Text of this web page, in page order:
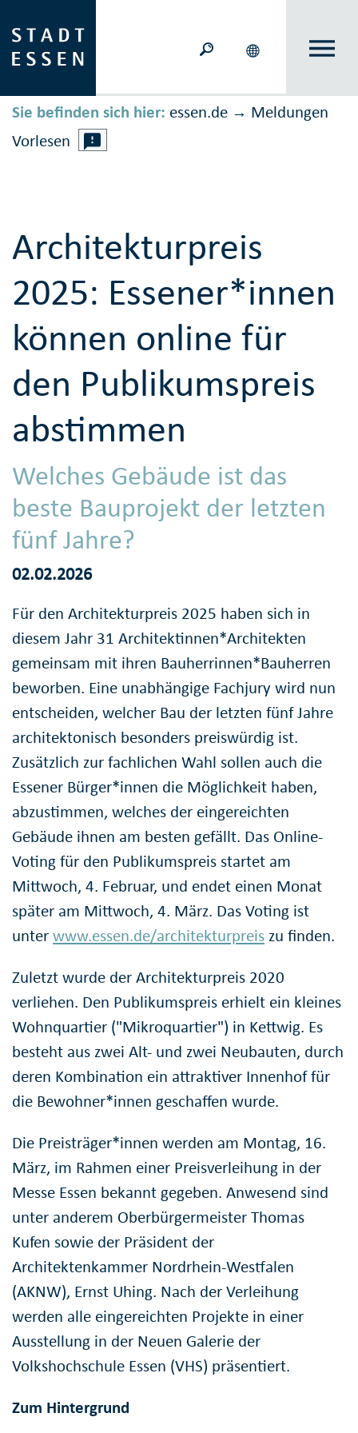
Sie befinden sich hier: essen.de → Meldungen
Vorlesen
Architekturpreis
2025: Essener*innen
können online für
den Publikumspreis
abstimmen
Welches Gebäude ist das
beste Bauprojekt der letzten
fünf Jahre?
02.02.2026
Für den Architekturpreis 2025 haben sich in
diesem Jahr 31 Architektinnen*Architekten
gemeinsam mit ihren Bauherrinnen*Bauherren
beworben. Eine unabhängige Fachjury wird nun
entscheiden, welcher Bau der letzten fünf Jahre
architektonisch besonders preiswürdig ist.
Zusätzlich zur fachlichen Wahl sollen auch die
Essener Bürger*innen die Möglichkeit haben,
abzustimmen, welches der eingereichten
Gebäude ihnen am besten gefällt. Das Online-
Voting für den Publikumspreis startet am
Mittwoch, 4. Februar, und endet einen Monat
später am Mittwoch, 4. März. Das Voting ist
unterwww.essen.de/architekturpreis zu finden.
Zuletzt wurde der Architekturpreis 2020
verliehen. Den Publikumspreis erhielt ein kleines
Wohnquartier ("Mikroquartier") in Kettwig. Es
besteht aus zwei Alt- und zwei Neubauten, durch
deren Kombination ein attraktiver Innenhof für
die Bewohner*innen geschaffen wurde.
Die Preisträger*innen werden am Montag, 16.
März, im Rahmen einer Preisverleihung in der
Messe Essen bekannt gegeben. Anwesend sind
unter anderem Oberbürgermeister Thomas
Kufen sowie der Präsident der
Architektenkammer Nordrhein-Westfalen
(AKNW), Ernst Uhing. Nach der Verleihung
werden alle eingereichten Projekte in einer
Ausstellung in der Neuen Galerie der
Volkshochschule Essen (VHS) präsentiert.
Zum Hintergrund